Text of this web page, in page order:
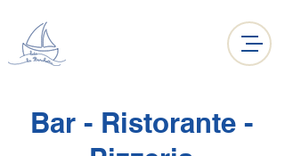
Bar - Ristorante -